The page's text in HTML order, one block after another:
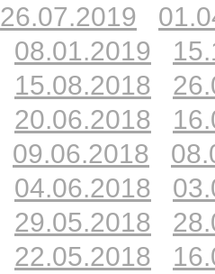
26.07.2019
08.01.2019
15.08.2018
20.06.2018
09.06.2018
04.06.2018
29.05.2018
22.05.2018